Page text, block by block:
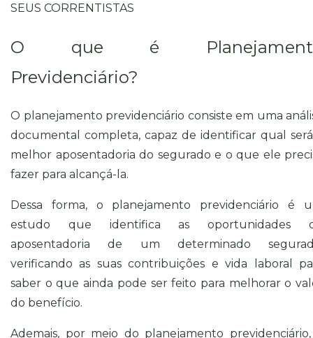
SEUS CORRENTISTAS
O que é
Previdenciário?
O planejamento previdenciário consiste em uma
documental completa, capaz de identificar qual
melhor aposentadoria do segurado e o que ele
fazer para alcançá-la.
Dessa forma, o planejamento previdenciário é
estudo que identifica as oportunidades
aposentadoria de um determinado
verificando as suas contribuições e vida laboral
saber o que ainda pode ser feito para melhorar o
do benefício.
Ademais, por meio do planejamento